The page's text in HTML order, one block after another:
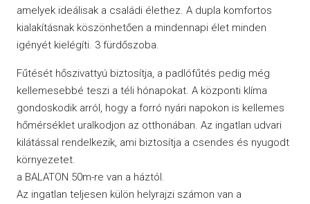
amelyek ideálisak a családi élethez. A dupla komfortos
kialakításnak köszönhetően a mindennapi élet minden
igényét kielégíti. 3 fürdőszoba.
Fűtését hőszivattyú biztosítja, a padlófűtés pedig még
kellemesebbé teszi a téli hónapokat. A központi klíma
gondoskodik arról, hogy a forró nyári napokon is kellemes
hőmérséklet uralkodjon az otthonában. Az ingatlan udvari
kilátással rendelkezik, ami biztosítja a csendes és nyugodt
környezetet.
a BALATON 50m-re van a háztól.
Az ingatlan teljesen külön helyrajzi számon van a